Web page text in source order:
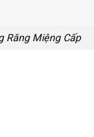
Răng Miệng Cấp